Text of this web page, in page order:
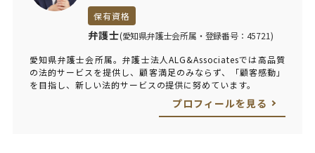
保有資格
弁護士(愛知県弁護士会所属・登録番号：45721)
愛知県弁護士会所属。弁護士法人ALG&Associatesでは高品質
の法的サービスを提供し、顧客満足のみならず、「顧客感動」
を目指し、新しい法的サービスの提供に努めています。
プロフィールを見る